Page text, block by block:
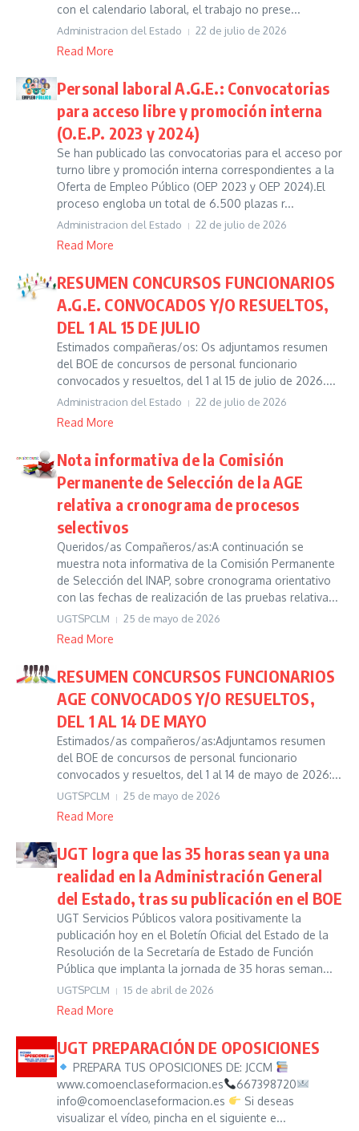
con el calendario laboral, el trabajo no prese...
Administracion del Estado 22 de julio de 2026
Read More
Personal laboral A.G.E.: Convocatorias
para acceso libre y promoción interna
(O.E.P. 2023 y 2024)
Se han publicado las convocatorias para el acceso por
turno libre y promoción interna correspondientes a la
Oferta de Empleo Público (OEP 2023 y OEP 2024).El
proceso engloba un total de 6.500 plazas r...
Administracion del Estado 22 de julio de 2026
Read More
RESUMEN CONCURSOS FUNCIONARIOS
A.G.E. CONVOCADOS Y/O RESUELTOS,
DEL 1 AL 15 DE JULIO
Estimados compañeras/os: Os adjuntamos resumen
del BOE de concursos de personal funcionario
convocados y resueltos, del 1 al 15 de julio de 2026....
Administracion del Estado 22 de julio de 2026
Read More
Nota informativa de la Comisión
Permanente de Selección de la AGE
relativa a cronograma de procesos
selectivos
Queridos/as Compañeros/as:A continuación se
muestra nota informativa de la Comisión Permanente
de Selección del INAP, sobre cronograma orientativo
con las fechas de realización de las pruebas relativa...
UGTSPCLM 25 de mayo de 2026
Read More
RESUMEN CONCURSOS FUNCIONARIOS
AGE CONVOCADOS Y/O RESUELTOS,
DEL 1 AL 14 DE MAYO
Estimados/as compañeros/as:Adjuntamos resumen
del BOE de concursos de personal funcionario
convocados y resueltos, del 1 al 14 de mayo de 2026:...
UGTSPCLM 25 de mayo de 2026
Read More
UGT logra que las 35 horas sean ya una
realidad en la Administración General
del Estado, tras su publicación en el BOE
UGT Servicios Públicos valora positivamente la
publicación hoy en el Boletín Oficial del Estado de la
Resolución de la Secretaría de Estado de Función
Pública que implanta la jornada de 35 horas seman...
UGTSPCLM 15 de abril de 2026
Read More
UGT PREPARACIÓN DE OPOSICIONES
PREPARA TUS OPOSICIONES DE: JCCM
www.comoenclaseformacion.es
667398720
info@comoenclaseformacion.es
Si deseas
visualizar el vídeo, pincha en el siguiente e...